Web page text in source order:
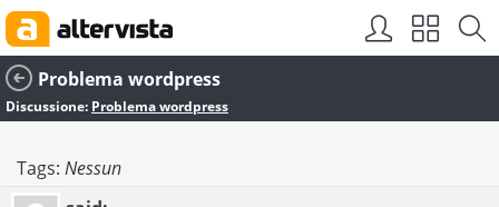
Problema wordpress
Discussione: Problema wordpress
Tags: Nessun